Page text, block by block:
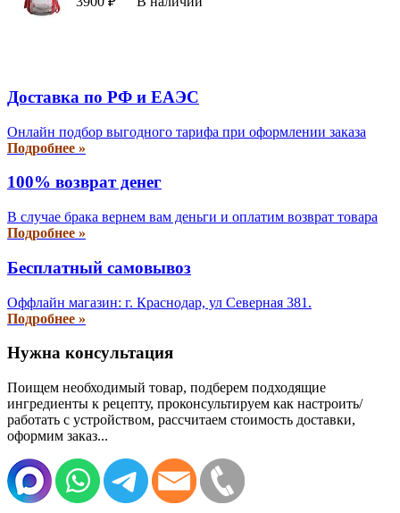
Доставка по РФ и EAЭС
Онлайн подбор выгодного тарифа при оформлении заказа
Подробнее »
100% возврат денег
В случае брака вернем вам деньги и оплатим возврат товара
Подробнее »
Бесплатный самовывоз
Оффлайн магазин: г. Краснодар, ул Северная 381.
Подробнее »
Нужна консультация
Поищем необходимый товар, подберем подходящие
ингредиенты к рецепту, проконсультируем как настроить/
работать с устройством, рассчитаем стоимость доставки,
оформим заказ...